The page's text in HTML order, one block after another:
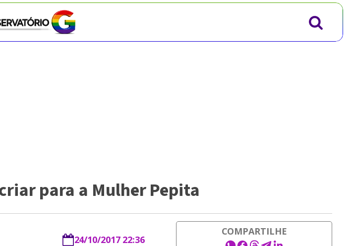
para a Mulher Pepita
24/10/2017 22:36
COMPARTILHE